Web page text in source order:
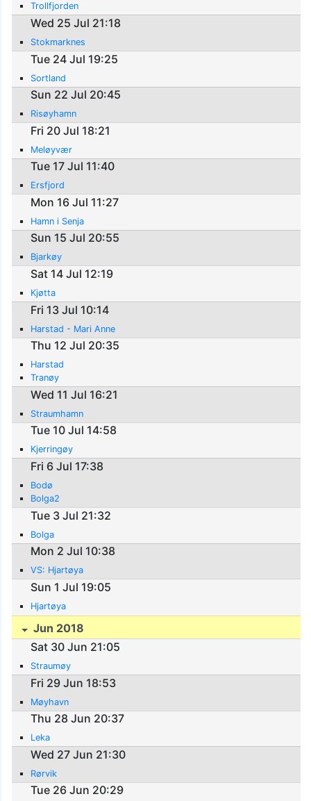
Trollfjorden
Wed 25 Jul 21:18
Stokmarknes
Tue 24 Jul 19:25
Sortland
Sun 22 Jul 20:45
Risøyhamn
Fri 20 Jul 18:21
Meløyvær
Tue 17 Jul 11:40
Ersfjord
Mon 16 Jul 11:27
Hamn i Senja
Sun 15 Jul 20:55
Bjarkøy
Sat 14 Jul 12:19
Kjøtta
Fri 13 Jul 10:14
Harstad - Mari Anne
Thu 12 Jul 20:35
Harstad
Tranøy
Wed 11 Jul 16:21
Straumhamn
Tue 10 Jul 14:58
Kjerringøy
Fri 6 Jul 17:38
Bodø
Bolga2
Tue 3 Jul 21:32
Bolga
Mon 2 Jul 10:38
VS: Hjartøya
Sun 1 Jul 19:05
Hjartøya
Jun 2018
Sat 30 Jun 21:05
Straumøy
Fri 29 Jun 18:53
Møyhavn
Thu 28 Jun 20:37
Leka
Wed 27 Jun 21:30
Rørvik
Tue 26 Jun 20:29